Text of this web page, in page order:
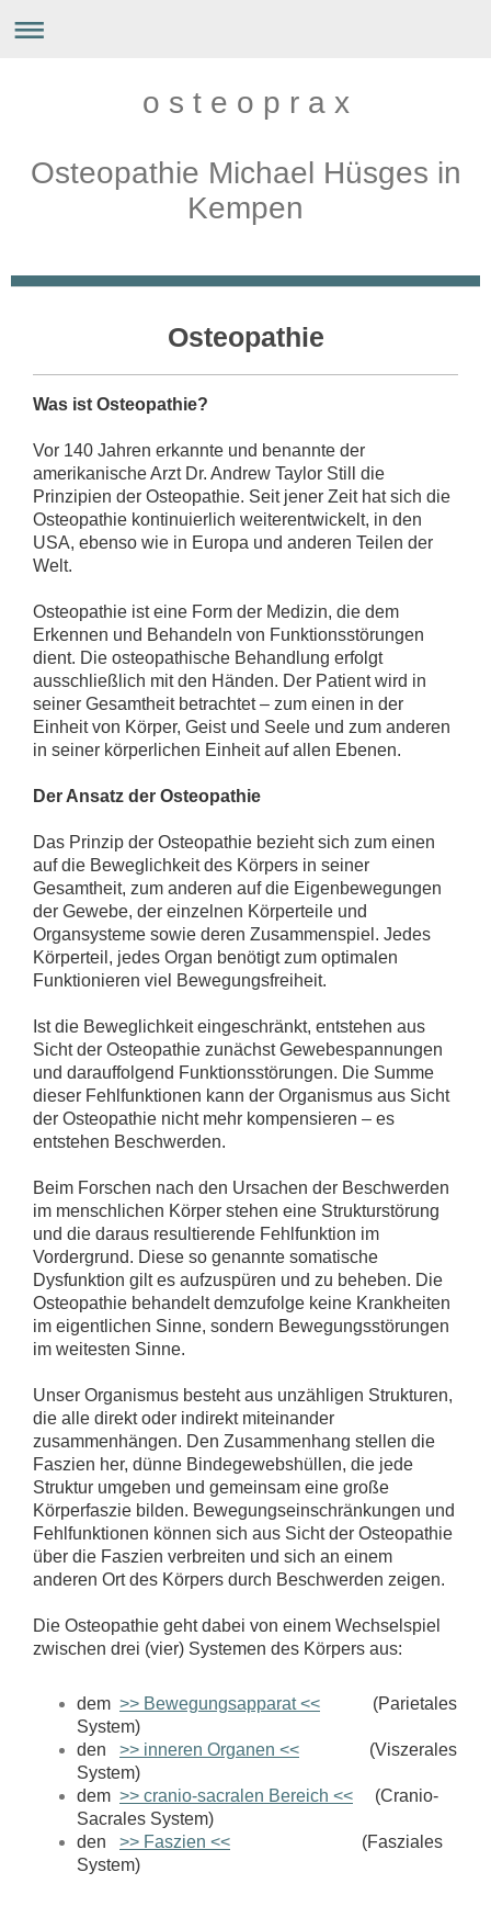
o s t e o p r a x
Osteopathie Michael Hüsges in
Kempen
Osteopathie
Was ist Osteopathie?
Vor 140 Jahren erkannte und benannte der
amerikanische Arzt Dr. Andrew Taylor Still die
Prinzipien der Osteopathie. Seit jener Zeit hat sich die
Osteopathie kontinuierlich weiterentwickelt, in den
USA, ebenso wie in Europa und anderen Teilen der
Welt.
Osteopathie ist eine Form der Medizin, die dem
Erkennen und Behandeln von Funktionsstörungen
dient. Die osteopathische Behandlung erfolgt
ausschließlich mit den Händen. Der Patient wird in
seiner Gesamtheit betrachtet – zum einen in der
Einheit von Körper, Geist und Seele und zum anderen
in seiner körperlichen Einheit auf allen Ebenen.
Der Ansatz der Osteopathie
Das Prinzip der Osteopathie bezieht sich zum einen
auf die Beweglichkeit des Körpers in seiner
Gesamtheit, zum anderen auf die Eigenbewegungen
der Gewebe, der einzelnen Körperteile und
Organsysteme sowie deren Zusammenspiel. Jedes
Körperteil, jedes Organ benötigt zum optimalen
Funktionieren viel Bewegungsfreiheit.
Ist die Beweglichkeit eingeschränkt, entstehen aus
Sicht der Osteopathie zunächst Gewebespannungen
und darauffolgend Funktionsstörungen. Die Summe
dieser Fehlfunktionen kann der Organismus aus Sicht
der Osteopathie nicht mehr kompensieren – es
entstehen Beschwerden.
Beim Forschen nach den Ursachen der Beschwerden
im menschlichen Körper stehen eine Strukturstörung
und die daraus resultierende Fehlfunktion im
Vordergrund. Diese so genannte somatische
Dysfunktion gilt es aufzuspüren und zu beheben. Die
Osteopathie behandelt demzufolge keine Krankheiten
im eigentlichen Sinne, sondern Bewegungsstörungen
im weitesten Sinne.
Unser Organismus besteht aus unzähligen Strukturen,
die alle direkt oder indirekt miteinander
zusammenhängen. Den Zusammenhang stellen die
Faszien her, dünne Bindegewebshüllen, die jede
Struktur umgeben und gemeinsam eine große
Körperfaszie bilden. Bewegungseinschränkungen und
Fehlfunktionen können sich aus Sicht der Osteopathie
über die Faszien verbreiten und sich an einem
anderen Ort des Körpers durch Beschwerden zeigen.
Die Osteopathie geht dabei von einem Wechselspiel
zwischen drei (vier) Systemen des Körpers aus:
dem >> Bewegungsapparat <<
(Parietales
System)
den
>> inneren Organen <<
(Viszerales
System)
dem >> cranio-sacralen Bereich <<
(Cranio-
Sacrales System)
den
>> Faszien <<
(Fasziales
System)